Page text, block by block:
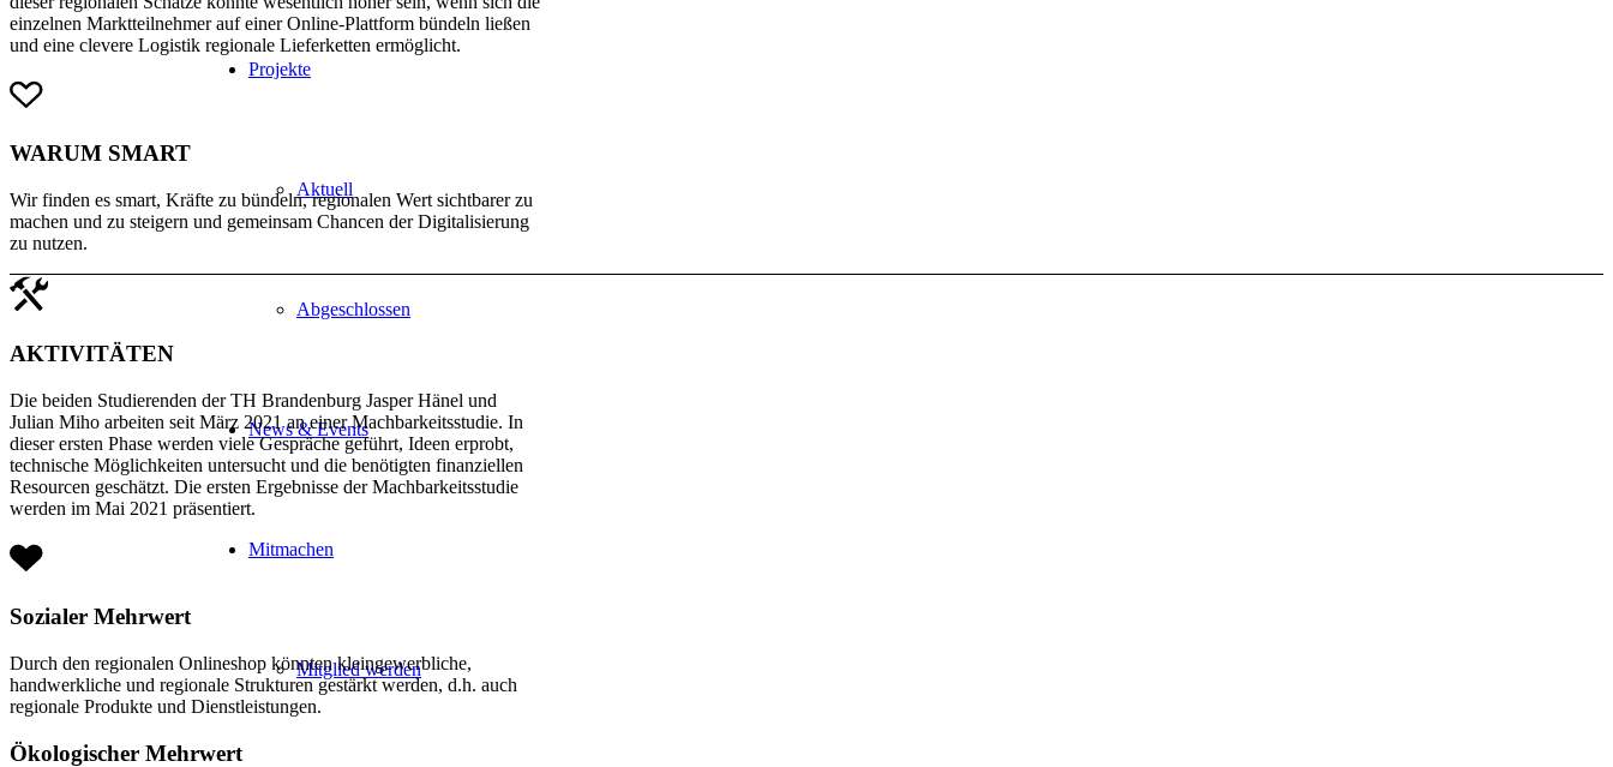
Projekte
Aktuell
Abgeschlossen
News & Events
Mitmachen
Mitglied werden
einzelnen Marktteilnehmer auf einer Online-Plattform bündeln ließen
und eine clevere Logistik regionale Lieferketten ermöglicht.
WARUM SMART
Wir finden es smart, Kräfte zu bündeln, regionalen Wert sichtbarer zu
machen und zu steigern und gemeinsam Chancen der Digitalisierung
zu nutzen.
AKTIVITÄTEN
Die beiden Studierenden der TH Brandenburg Jasper Hänel und
Julian Miho arbeiten seit März 2021 an einer Machbarkeitsstudie. In
dieser ersten Phase werden viele Gespräche geführt, Ideen erprobt,
technische Möglichkeiten untersucht und die benötigten finanziellen
Resourcen geschätzt. Die ersten Ergebnisse der Machbarkeitsstudie
werden im Mai 2021 präsentiert.
Sozialer Mehrwert
Durch den regionalen Onlineshop könnten kleingewerbliche,
handwerkliche und regionale Strukturen gestärkt werden, d.h. auch
regionale Produkte und Dienstleistungen.
Ökologischer Mehrwert